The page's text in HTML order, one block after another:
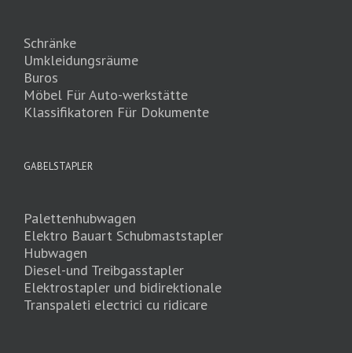
Schränke
Umkleidungsräume
Buros
Möbel Für Auto-werkstätte
Klassifikatoren Für Dokumente
GABELSTAPLER
Palettenhubwagen
Elektro Bauart Schubmaststapler
Hubwagen
Diesel-und Treibgasstapler
Elektrostapler und bidirektionale
Transpaleti electrici cu ridicare